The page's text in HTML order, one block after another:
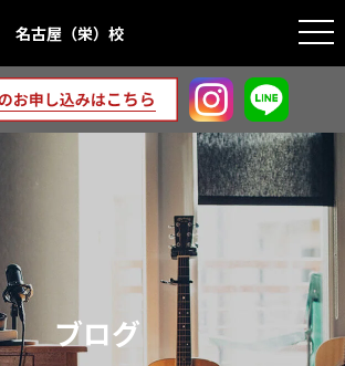
名古屋（栄）校
ブログ